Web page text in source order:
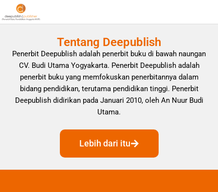
Tentang Deepublish
Penerbit Deepublish adalah penerbit buku di bawah naungan
CV. Budi Utama Yogyakarta. Penerbit Deepublish adalah
penerbit buku yang memfokuskan penerbitannya dalam
bidang pendidikan, terutama pendidikan tinggi. Penerbit
Deepublish didirikan pada Januari 2010, oleh An Nuur Budi
Utama.
Lebih dari itu